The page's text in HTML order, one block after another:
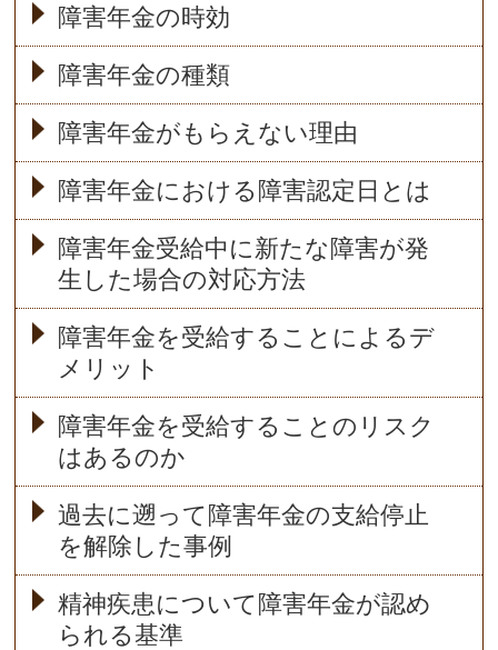
障害年金の時効
障害年金の種類
障害年金がもらえない理由
障害年金における障害認定日とは
障害年金受給中に新たな障害が発
生した場合の対応方法
障害年金を受給することによるデ
メリット
障害年金を受給することのリスク
はあるのか
過去に遡って障害年金の支給停止
を解除した事例
精神疾患について障害年金が認め
られる基準